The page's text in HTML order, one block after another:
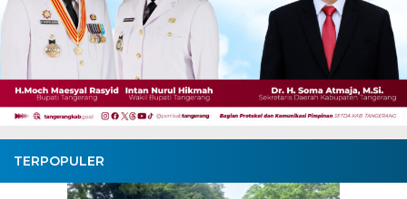
TERPOPULER